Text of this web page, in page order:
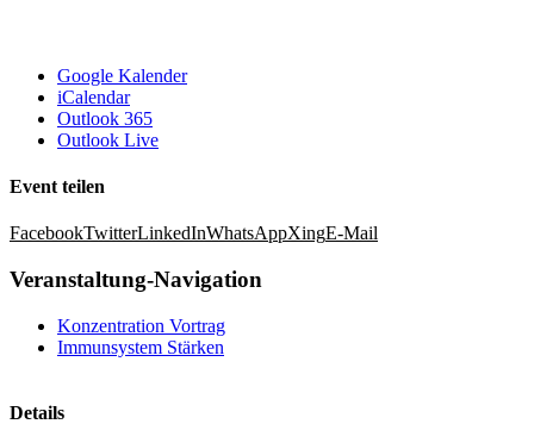
Google Kalender
iCalendar
Outlook 365
Outlook Live
Event teilen
FacebookTwitterLinkedInWhatsAppXingE-Mail
Veranstaltung-Navigation
Konzentration Vortrag
Immunsystem Stärken
Details